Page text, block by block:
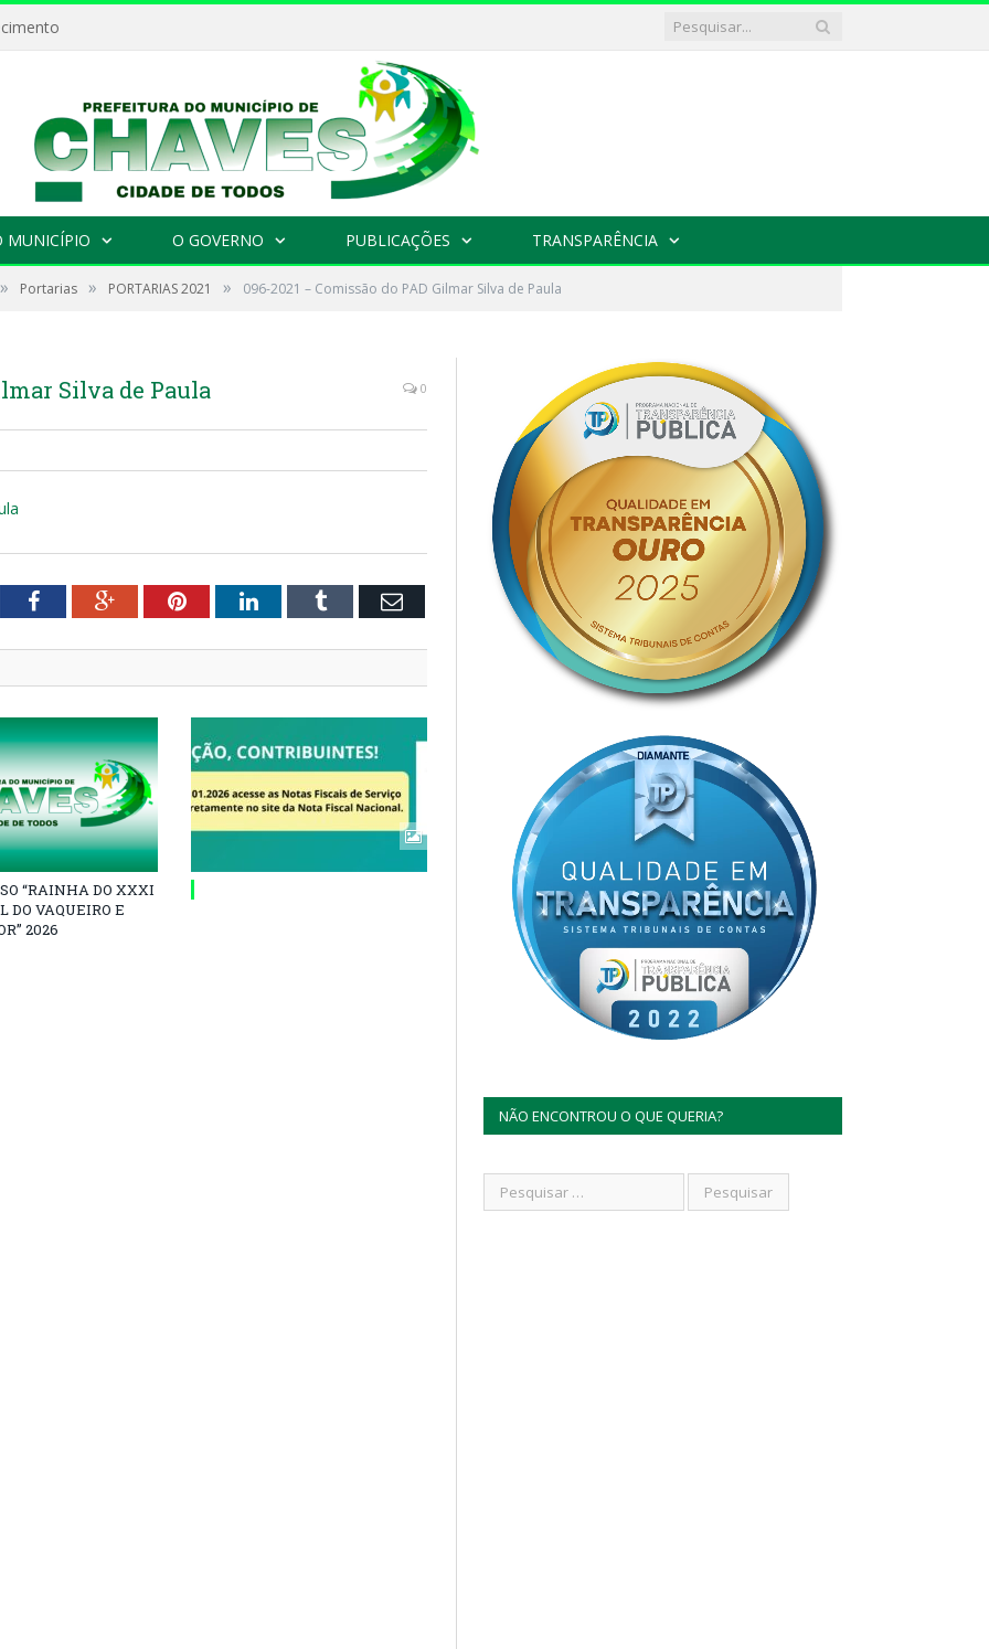
MUNICÍPIO O GOVERNO PUBLICAÇÕES TRANSPARÊNCIA
» Portarias » PORTARIAS 2021 » 096-2021 – Comissão do PAD Gilmar Silva de Paula
Silva de Paula 0
FacebookGoogle+PinterestLinkedInTumblr Email
“RAINHA DO XXXI
DO VAQUEIRO E
2026
NÃO ENCONTROU O QUE QUERIA?